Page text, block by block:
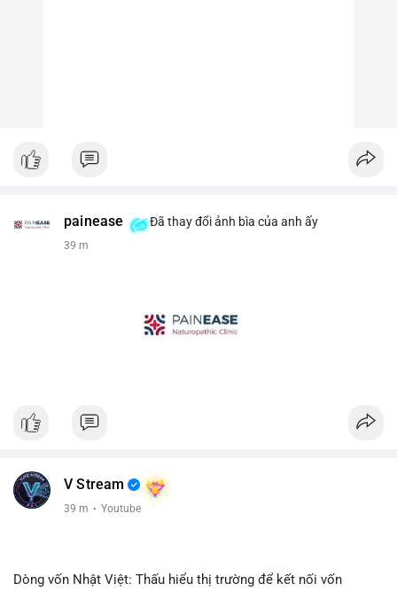
painease Đã thay đổi ảnh bìa của anh ấy
39 m
V Stream
39 m · Youtube
Dòng vốn Nhật Việt: Thấu hiểu thị trường để kết nối vốn